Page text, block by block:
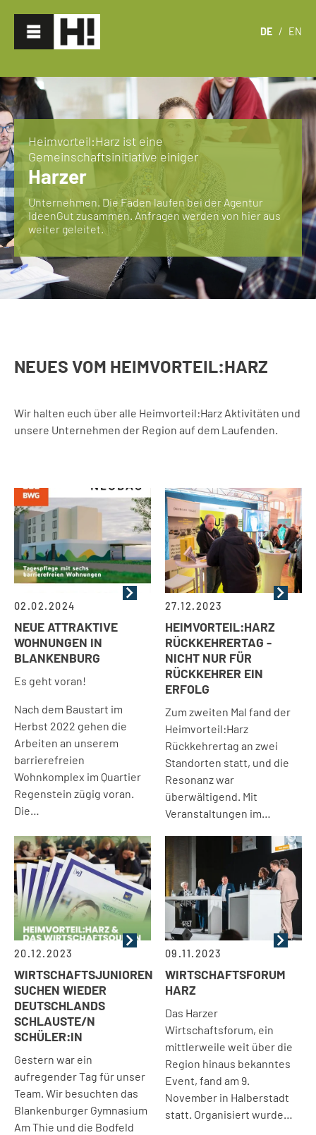
DE / EN
Heimvorteil:Harz ist eine
Gemeinschaftsinitiative einiger
Harzer
Unternehmen. Die Fäden laufen bei der Agentur
IdeenGut zusammen. Anfragen werden von hier aus
weiter geleitet.
NEUES VOM HEIMVORTEIL:HARZ
Wir halten euch über alle Heimvorteil:Harz Aktivitäten und
unsere Unternehmen der Region auf dem Laufenden.
02.02.2024
NEUE ATTRAKTIVE
WOHNUNGEN IN
BLANKENBURG
Es geht voran!
Nach dem Baustart im
Herbst 2022 gehen die
Arbeiten an unserem
barrierefreien
Wohnkomplex im Quartier
Regenstein zügig voran.
Die…
27.12.2023
HEIMVORTEIL:HARZ
RÜCKKEHRERTAG -
NICHT NUR FÜR
RÜCKKEHRER EIN
ERFOLG
Zum zweiten Mal fand der
Heimvorteil:Harz
Rückkehrertag an zwei
Standorten statt, und die
Resonanz war
überwältigend. Mit
Veranstaltungen im…
20.12.2023
WIRTSCHAFTSJUNIOREN
SUCHEN WIEDER
DEUTSCHLANDS
SCHLAUSTE/N
SCHÜLER:IN
Gestern war ein
aufregender Tag für unser
Team. Wir besuchten das
Blankenburger Gymnasium
Am Thie und die Bodfeld
09.11.2023
WIRTSCHAFTSFORUM
HARZ
Das Harzer
Wirtschaftsforum, ein
mittlerweile weit über die
Region hinaus bekanntes
Event, fand am 9.
November in Halberstadt
statt. Organisiert wurde…